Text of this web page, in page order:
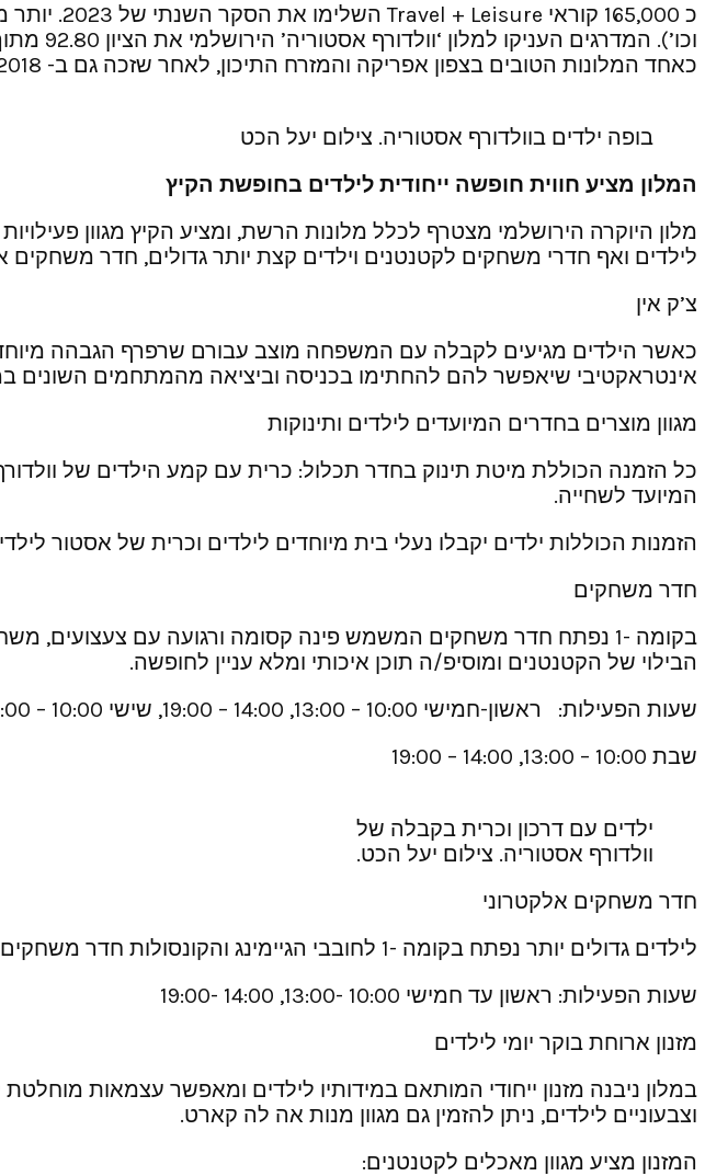
כאחד המלונות הטובים בצפון אפריקה והמזרח התיכון, לאחר שזכה גם ב- 2018 ,2017 ו- 2020.
בופה ילדים בוולדורף אסטוריה. צילום יעל הכט
המלון מציע חווית חופשה ייחודית לילדים בחופשת הקיץ
מלון היוקרה הירושלמי מצטרף לכלל מלונות הרשת, ומציע הקיץ מגוון
לילדים ואף חדרי משחקים לקטנטנים וילדים קצת יותר גדולים, חדר משחקים
צ’ק אין
כאשר הילדים מגיעים לקבלה עם המשפחה מוצב עבורם שרפרף הגבהה מיוחד
אינטראקטיבי שיאפשר להם להחתימו בכניסה וביציאה מהמתחמים השונים
מגוון מוצרים בחדרים המיועדים לילדים ותינוקות
כל הזמנה הכוללת מיטת תינוק בחדר תכלול: כרית עם קמע הילדים של
המיועד לשחייה.
הזמנות הכוללות ילדים יקבלו נעלי בית מיוחדים לילדים וכרית של אסטור
חדר משחקים
הבילוי של הקטנטנים ומוסיפ/ה תוכן איכותי ומלא עניין לחופשה.
שעות הפעילות: ראשון-חמישי 10:00 – 13:00, 14:00 – 19:00, שישי 10:00 – 13:00, 14:00 – 17:00
שבת 10:00 – 13:00, 14:00 – 19:00
ילדים עם דרכון וכרית בקבלה של
וולדורף אסטוריה. צילום יעל הכט.
חדר משחקים אלקטרוני
לילדים גדולים יותר נפתח בקומה -1 לחובבי הגיימינג והקונסולות חדר משחקים אלקטרוני
שעות הפעילות: ראשון עד חמישי 10:00 -13:00, 14:00 -19:00
מזנון ארוחת בוקר יומי לילדים
במלון ניבנה מזנון ייחודי המותאם במידותיו לילדים ומאפשר עצמאות מוחלטת
וצבעוניים לילדים, ניתן להזמין גם מגוון מנות אה לה קארט.
המזנון מציע מגוון מאכלים לקטנטנים: